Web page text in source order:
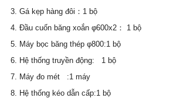
3. Gá kẹp hàng đôi：1 bộ
4. Đầu cuốn băng xoắn φ600x2： 1 bộ
5. Máy bọc băng thép φ800:1 bộ
6. Hệ thống truyền động:   1 bộ
7. Máy đo mét   :1 máy
8. Hệ thống kéo dẫn cấp:1 bộ